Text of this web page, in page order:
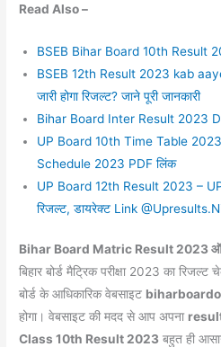
Read Also –
BSEB Bihar Board 10th Result
BSEB 12th Result 2023 kab
जारी होगा रिजल्ट? जाने पूरी जानकारी
Bihar Board Inter Result 2023
UP Board 10th Time Table
Schedule 2023 PDF लिंक
UP Board 12th Result 2023 –
रिजल्ट, डायरेक्ट Link
Bihar Board Matric Result 2023
बिहार बोर्ड मैट्रिक परीक्षा 2023 का
बोर्ड के आधिकारिक वेबसाइट
होगा। वेबसाइट की मदद से आप अपना
Class 10th Result 2023 बहुत ही